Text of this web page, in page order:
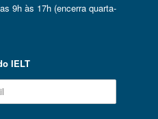
9h às 17h (encerra quarta-
IELT